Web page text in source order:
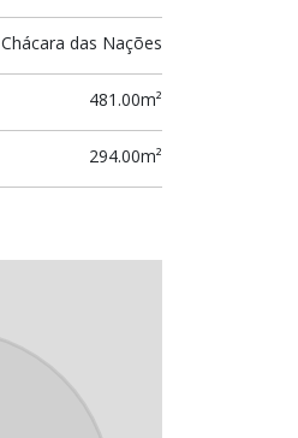
Chácara das Nações
481.00m²
294.00m²